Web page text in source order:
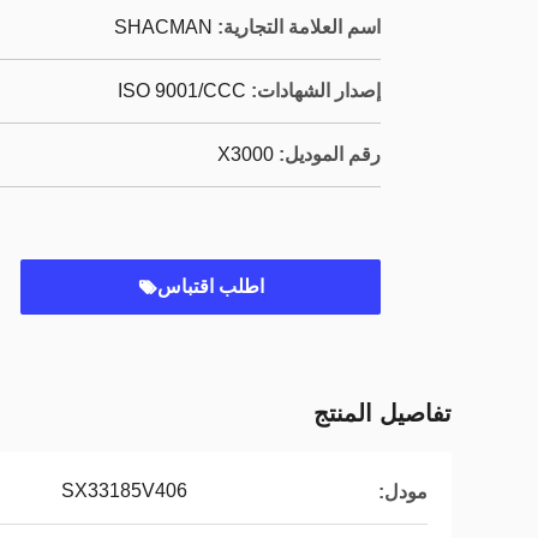
اسم العلامة التجارية: SHACMAN
إصدار الشهادات: ISO 9001/CCC
رقم الموديل: X3000
اطلب اقتباس
تفاصيل المنتج
مودل: SX33185V406